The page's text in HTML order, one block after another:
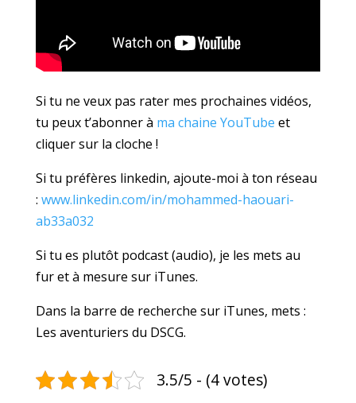
Si tu ne veux pas rater mes prochaines vidéos,
tu peux t’abonner à ma chaine YouTube et
cliquer sur la cloche !
Si tu préfères linkedin, ajoute-moi à ton réseau
: www.linkedin.com/in/mohammed-haouari-
ab33a032
Si tu es plutôt podcast (audio), je les mets au
fur et à mesure sur iTunes.
Dans la barre de recherche sur iTunes, mets :
Les aventuriers du DSCG.
3.5/5 - (4 votes)